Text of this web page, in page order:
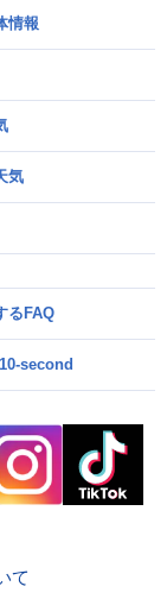
情報
気
るFAQ
second
て